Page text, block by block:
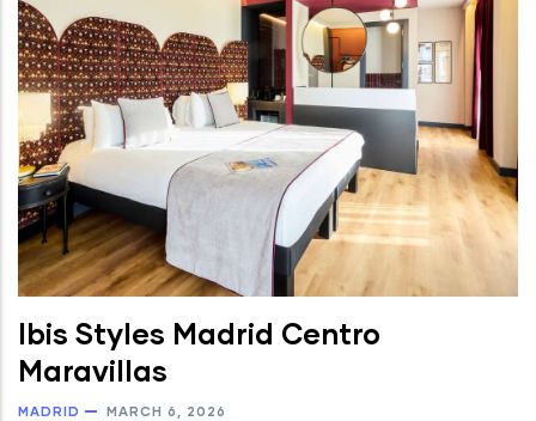
Ibis Styles Madrid Centro
Maravillas
MADRID MARCH 6, 2026